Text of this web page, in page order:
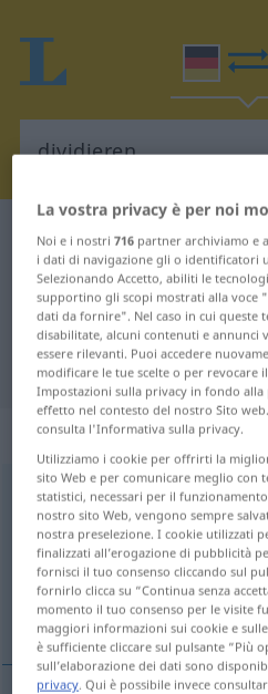
Dizionario Tedesco-
Traduzione
per "dividieren"
"dividieren"
„dividieren“
dividieren
Panoramica di tutte le
(Fai clic sulla/Tocca traduzione
割る
La vostra privacy è per noi
Noi e i nostri716 partner archiviamo e
i dati di navigazione gli o identificatori
Selezionando Accetto, abiliti le
supportino gli scopi mostrati alla voce
dati da fornire". Nel caso in cui queste
disabilitate, alcuni contenuti e annunci
essere rilevanti. Puoi accedere
modificare le tue scelte o per revocare
Impostazioni sulla privacy in fondo alla
effetto nel contesto del nostro Sito
consulta l'Informativa sulla privacy.
Utilizziamo i cookie per offrirti la
sito Web e per comunicare meglio con
statistici, necessari per il
nostro sito Web, vengono sempre
nostra preselezione. I cookie utilizzati
finalizzati all’erogazione di pubblicità
fornisci il tuo consenso cliccando sul
fornirlo clicca su “Continua senza
momento il tuo consenso per le visite
maggiori informazioni sui cookie e
è sufficiente cliccare sul pulsante “Più
sull’elaborazione dei dati sono
privacy. Qui è possibile invece